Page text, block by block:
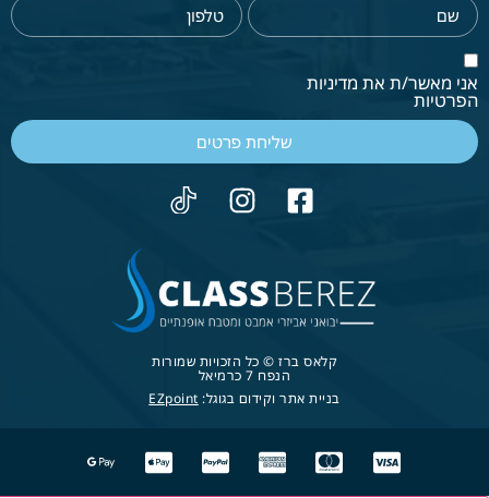
אני מאשר/ת את מדיניות
הפרטיות
שליחת פרטים
קלאס ברז © כל הזכויות שמורות
הנפח 7 כרמיאל
בניית אתר וקידום בגוגל: EZpoint